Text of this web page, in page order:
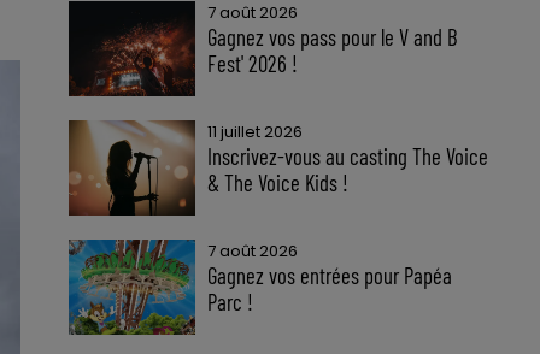
7 août 2026
Gagnez vos pass pour le V and B
Fest' 2026 !
11 juillet 2026
Inscrivez-vous au casting The Voice
& The Voice Kids !
7 août 2026
Gagnez vos entrées pour Papéa
Parc !